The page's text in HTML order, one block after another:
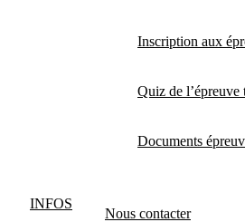
Inscription aux
Quiz de l’épreuve
Documents
INFOS
Nous contacter